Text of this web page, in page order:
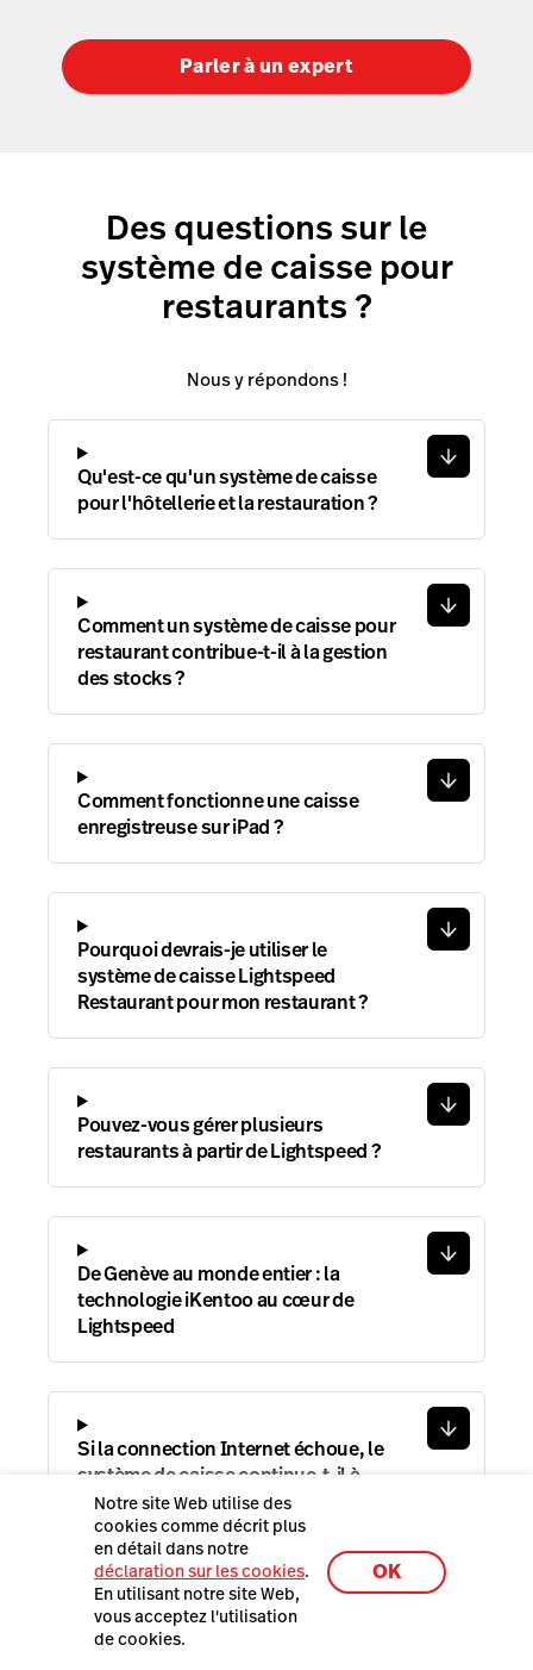
Parler à un expert
Des questions sur le
système de caisse pour
restaurants ?
Nous y répondons !
Qu'est-ce qu'un système de caisse
pour l'hôtellerie et la restauration ?
Comment un système de caisse pour
restaurant contribue-t-il à la gestion
des stocks ?
Comment fonctionne une caisse
enregistreuse sur iPad ?
Pourquoi devrais-je utiliser le
système de caisse Lightspeed
Restaurant pour mon restaurant ?
Pouvez-vous gérer plusieurs
restaurants à partir de Lightspeed ?
De Genève au monde entier : la
technologie iKentoo au cœur de
Lightspeed
Si la connection Internet échoue, le
système de caisse continue-t-il à
fonctionner ?
Combien coûte la caisse
enregistreuse Lightspeed ?
Notre site Web utilise des
cookies comme décrit plus
en détail dans notre
déclaration sur les cookies.
En utilisant notre site Web,
vous acceptez l'utilisation
de cookies.
OK